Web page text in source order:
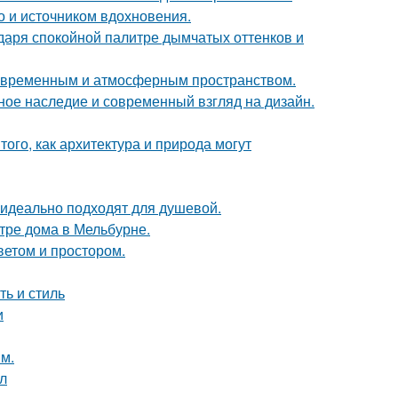
и источником вдохновения.
спокойной палитре дымчатых оттенков и
и атмосферным пространством.
наследие и современный взгляд на дизайн.
как архитектура и природа могут
подходят для душевой.
дома в Мельбурне.
и простором.
и стиль